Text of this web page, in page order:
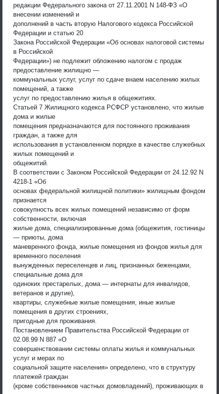
редакции Федерального закона от 27.11.2001 N 148-ФЗ «О
внесении изменений и
дополнений в часть вторую Налогового кодекса Российской
Федерации и статью 20
Закона Российской Федерации «Об основах налоговой системы
в Российской
Федерации») не подлежит обложению налогом с продаж
предоставление жилищно —
коммунальных услуг, услуг по сдаче внаем населению жилых
помещений, а также
услуг по предоставлению жилья в общежитиях.
Статьей 7 Жилищного кодекса РСФСР установлено, что жилые
дома и жилые
помещения предназначаются для постоянного проживания
граждан, а также для
использования в установленном порядке в качестве служебных
жилых помещений и
общежитий.
В соответствии с Законом Российской Федерации от 24.12.92 N
4218-1 «Об
основах федеральной жилищной политики» жилищным фондом
признается
совокупность всех жилых помещений независимо от форм
собственности, включая
жилые дома, специализированные дома (общежития, гостиницы
— приюты, дома
маневренного фонда, жилые помещения из фондов жилья для
временного поселения
вынужденных переселенцев и лиц, признанных беженцами,
специальные дома для
одиноких престарелых, дома — интернаты для инвалидов,
ветеранов и другие),
квартиры, служебные жилые помещения, иные жилые
помещения в других строениях,
пригодные для проживания.
Постановлением Правительства Российской Федерации от
02.08.99 N 887 «О
совершенствовании системы оплаты жилья и коммунальных
услуг и мерах по
социальной защите населения» определено, что в структуру
платежей граждан
(кроме собственников частных домовладений), проживающих в